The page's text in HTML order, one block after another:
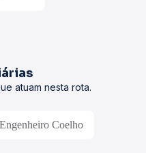
atuam nesta rota.
Engenheiro Coelho